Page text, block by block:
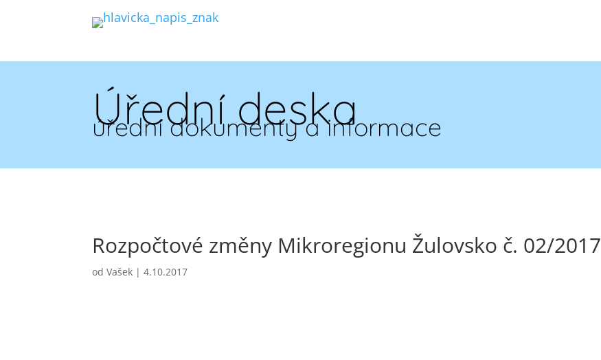
Úřední deska
úřední dokumenty a informace
Rozpočtové změny Mikroregionu Žulovsko č. 02/2017
odVašek |4.10.2017